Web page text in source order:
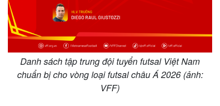
Danh sách tập trung đội tuyển futsal Việt Nam
chuẩn bị cho vòng loại futsal châu Á 2026 (ảnh:
VFF)